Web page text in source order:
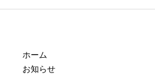
ホーム
お知らせ